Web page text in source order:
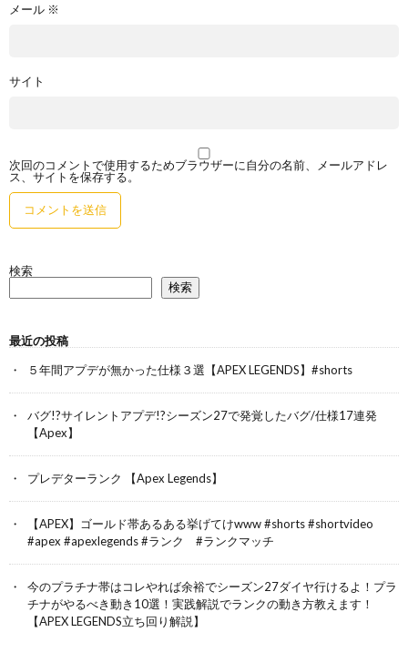
メール ※
サイト
次回のコメントで使用するためブラウザーに自分の名前、メールアドレ
ス、サイトを保存する。
検索
検索
最近の投稿
５年間アプデが無かった仕様３選【APEX LEGENDS】#shorts
バグ!?サイレントアプデ!?シーズン27で発覚したバグ/仕様17連発
【Apex】
プレデターランク 【Apex Legends】
【APEX】ゴールド帯あるある挙げてけwww #shorts #shortvideo
#apex #apexlegends #ランク #ランクマッチ
今のプラチナ帯はコレやれば余裕でシーズン27ダイヤ行けるよ！プラ
チナがやるべき動き10選！実践解説でランクの動き方教えます！
【APEX LEGENDS立ち回り解説】